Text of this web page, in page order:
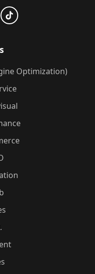
Optimization)